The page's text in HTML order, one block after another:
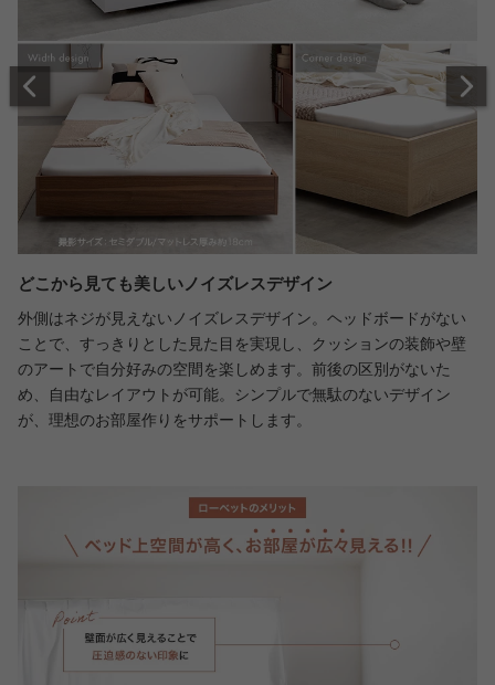
どこから見ても美しいノイズレスデザイン
外側はネジが見えないノイズレスデザイン。ヘッドボードがない
ことで、すっきりとした見た目を実現し、クッションの装飾や壁
のアートで自分好みの空間を楽しめます。前後の区別がないた
め、自由なレイアウトが可能。シンプルで無駄のないデザイン
が、理想のお部屋作りをサポートします。